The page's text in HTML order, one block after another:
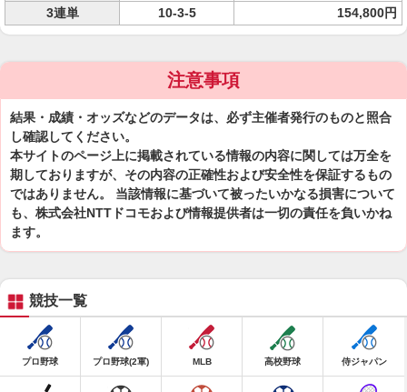
3連単
10-3-5 154,800円
注意事項
結果・成績・オッズなどのデータは、必ず主催者発行のものと照合
し確認してください。
本サイトのページ上に掲載されている情報の内容に関しては万全を
期しておりますが、その内容の正確性および安全性を保証するもの
ではありません。 当該情報に基づいて被ったいかなる損害について
も、株式会社NTTドコモおよび情報提供者は一切の責任を負いかね
ます。
競技一覧
プロ野球 プロ野球(2軍) MLB 高校野球 侍ジャパン